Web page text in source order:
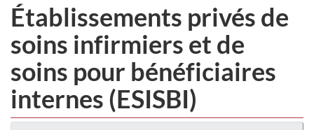
Établissements privés de
soins infirmiers et de
soins pour bénéficiaires
internes (ESISBI)